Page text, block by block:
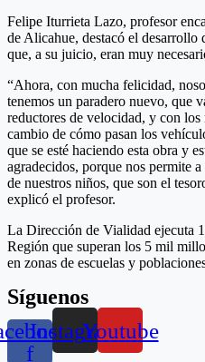
Felipe Iturrieta Lazo, profesor
de Alicahue, destacó el desarrollo
que, a su juicio, eran muy
“Ahora, con mucha felicidad,
tenemos un paradero nuevo, que
reductores de velocidad, y con
cambio de cómo pasan los
que se esté haciendo esta obra y
agradecidos, porque nos permite
de nuestros niños, que son el
explicó el profesor.
La Dirección de Vialidad ejecuta
Región que superan los 5 mil
en zonas de escuelas y
Síguenos
f
InstagramYoutube